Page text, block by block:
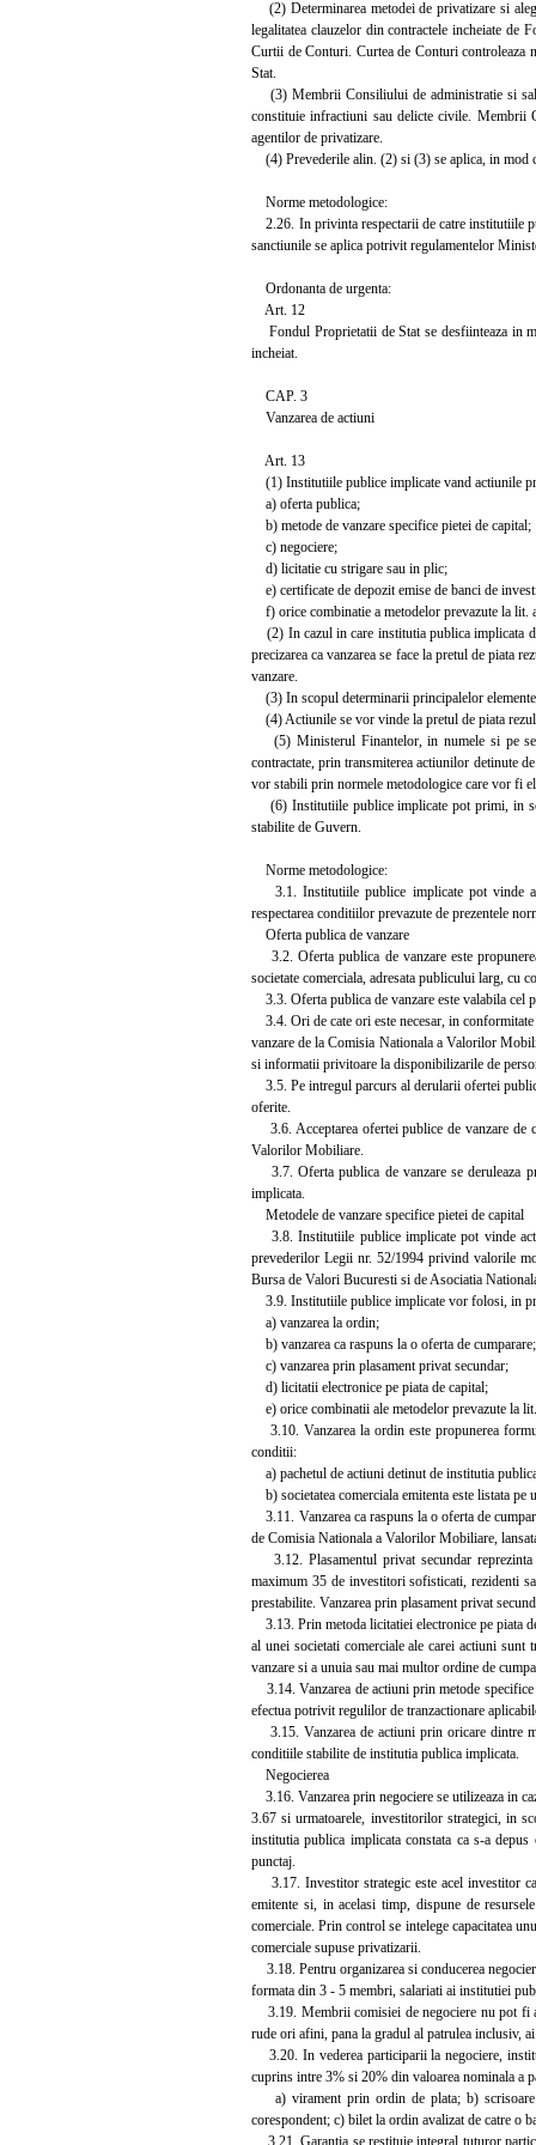
(2) Determinarea metodei de privatizare si
legalitatea clauzelor din contractele incheiate de
Curtii de Conturi. Curtea de Conturi controleaza
Stat.
(3) Membrii Consiliului de administratie si
constituie infractiuni sau delicte civile. Membrii
agentilor de privatizare.
(4) Prevederile alin. (2) si (3) se aplica, in mod
Norme metodologice:
2.26. In privinta respectarii de catre institutiile
sanctiunile se aplica potrivit regulamentelor
Ordonanta de urgenta:
Art. 12
Fondul Proprietatii de Stat se desfiinteaza in
incheiat.
CAP. 3
Vanzarea de actiuni
Art. 13
(1) Institutiile publice implicate vand actiunile
a) oferta publica;
b) metode de vanzare specifice pietei de capital;
c) negociere;
d) licitatie cu strigare sau in plic;
e) certificate de depozit emise de banci de
f) orice combinatie a metodelor prevazute la lit.
(2) In cazul in care institutia publica implicata
precizarea ca vanzarea se face la pretul de piata
vanzare.
(3) In scopul determinarii principalelor
(4) Actiunile se vor vinde la pretul de piata
(5) Ministerul Finantelor, in numele si pe
contractate, prin transmiterea actiunilor detinute
vor stabili prin normele metodologice care vor fi
(6) Institutiile publice implicate pot primi, in
stabilite de Guvern.
Norme metodologice:
3.1. Institutiile publice implicate pot vinde
respectarea conditiilor prevazute de prezentele
Oferta publica de vanzare
3.2. Oferta publica de vanzare este
societate comerciala, adresata publicului larg, cu
3.3. Oferta publica de vanzare este valabila cel
3.4. Ori de cate ori este necesar, in
vanzare de la Comisia Nationala a Valorilor
si informatii privitoare la disponibilizarile de
3.5. Pe intregul parcurs al derularii ofertei
oferite.
3.6. Acceptarea ofertei publice de vanzare de
Valorilor Mobiliare.
3.7. Oferta publica de vanzare se deruleaza
implicata.
Metodele de vanzare specifice pietei de capital
3.8. Institutiile publice implicate pot vinde
prevederilor Legii nr. 52/1994 privind valorile
Bursa de Valori Bucuresti si de Asociatia
3.9. Institutiile publice implicate vor folosi, in
a) vanzarea la ordin;
b) vanzarea ca raspuns la o oferta de cumparare;
c) vanzarea prin plasament privat secundar;
d) licitatii electronice pe piata de capital;
e) orice combinatii ale metodelor prevazute la
3.10. Vanzarea la ordin este propunerea
conditii:
a) pachetul de actiuni detinut de institutia
b) societatea comerciala emitenta este listata pe
3.11. Vanzarea ca raspuns la o oferta de
de Comisia Nationala a Valorilor Mobiliare,
3.12. Plasamentul privat secundar reprezinta
maximum 35 de investitori sofisticati, rezidenti
prestabilite. Vanzarea prin plasament privat
3.13. Prin metoda licitatiei electronice pe piata
al unei societati comerciale ale carei actiuni sunt
vanzare si a unuia sau mai multor ordine de
3.14. Vanzarea de actiuni prin metode
efectua potrivit regulilor de tranzactionare
3.15. Vanzarea de actiuni prin oricare dintre
conditiile stabilite de institutia publica implicata.
Negocierea
3.16. Vanzarea prin negociere se utilizeaza in
3.67 si urmatoarele, investitorilor strategici, in
institutia publica implicata constata ca s-a
punctaj.
3.17. Investitor strategic este acel investitor
emitente si, in acelasi timp, dispune de
comerciale. Prin control se intelege capacitatea
comerciale supuse privatizarii.
3.18. Pentru organizarea si conducerea
formata din 3 - 5 membri, salariati ai institutiei
3.19. Membrii comisiei de negociere nu pot fi
rude ori afini, pana la gradul al patrulea inclusiv, ai
3.20. In vederea participarii la negociere,
cuprins intre 3% si 20% din valoarea nominala a
a) virament prin ordin de plata; b) scrisoare
corespondent; c) bilet la ordin avalizat de catre o
3.21. Garantia se restituie integral tuturor